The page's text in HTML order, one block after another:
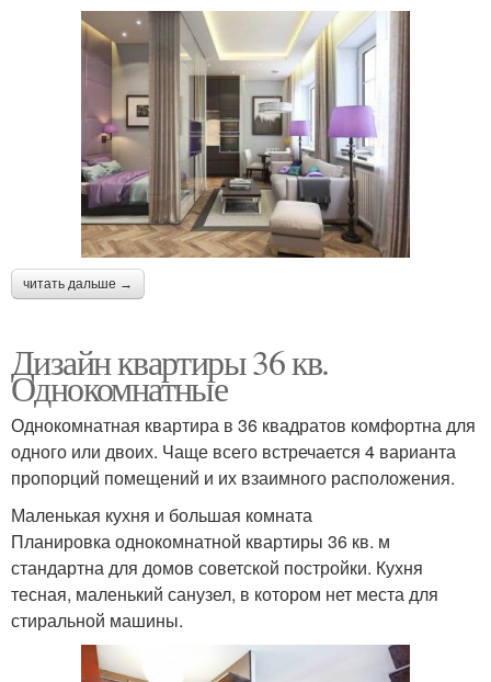
читать дальше →
Дизайн квартиры 36 кв.
Однокомнатные
Однокомнатная квартира в 36 квадратов комфортна для
одного или двоих. Чаще всего встречается 4 варианта
пропорций помещений и их взаимного расположения.
Маленькая кухня и большая комната
Планировка однокомнатной квартиры 36 кв. м
стандартна для домов советской постройки. Кухня
тесная, маленький санузел, в котором нет места для
стиральной машины.